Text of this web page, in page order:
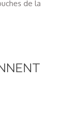
de la